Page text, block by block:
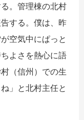
。管理棟の北村
する。僕は、昨
空気中にぱっと
よさを熱心に語
（信州）での生
」と北村主任と